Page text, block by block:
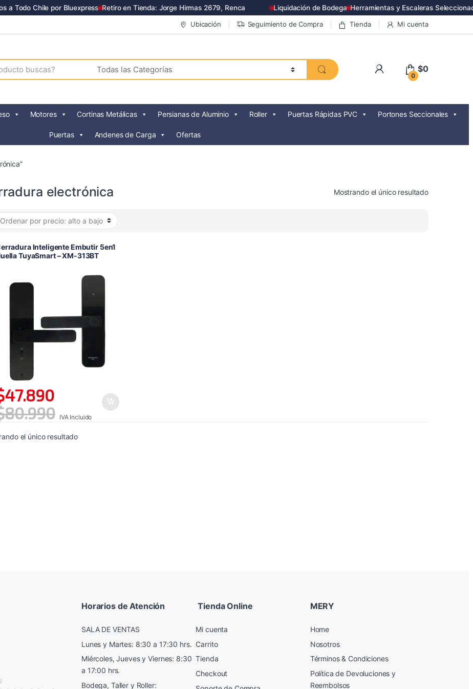
a Todo Chile por Bluexpress Retiro en Tienda: Jorge Hirmas 2679, Renca Liquidación de Bodega Herramientas y Escaleras
Ubicación Seguimiento de Compra Tienda Mi cuenta
0
$0
Motores Cortinas Metálicas Persianas de Aluminio Roller Puertas Rápidas PVC Portones Seccionales
Puertas Andenes de Carga Ofertas
electrónica Mostrando el único resultado
Inteligente Embutir 5en1
TuyaSmart – XM-313BT
47.890
80.990 IVA Incluido
el único resultado
Horarios de Atención
SALA DE VENTAS
Lunes y Martes: 8:30 a 17:30 hrs.
Miércoles, Jueves y Viernes: 8:30
a 17:00 hrs.
Bodega, Taller y Roller:
Tienda Online
Mi cuenta
Carrito
Tienda
Checkout
MERY
Home
Nosotros
Términos & Condiciones
Política de Devoluciones y
Reembolsos